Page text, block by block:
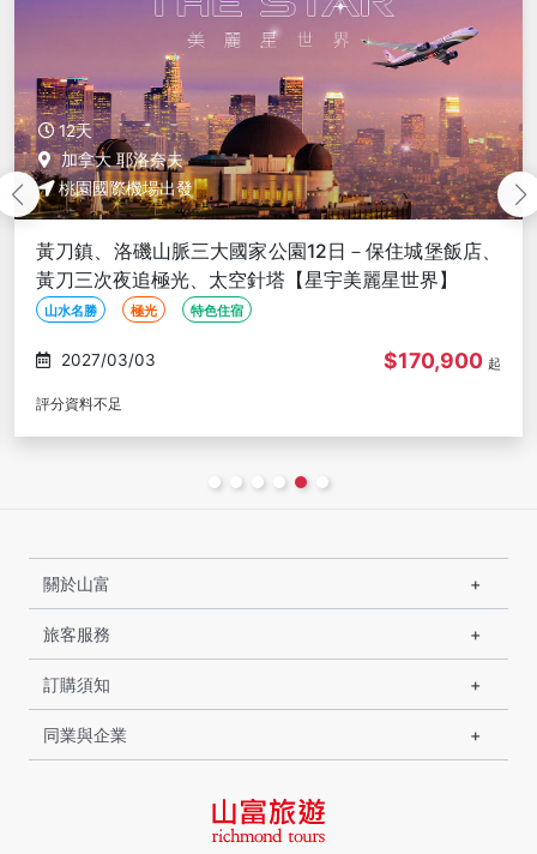
12天
加拿大 耶洛奈夫
桃園國際機場出發
黃刀鎮、洛磯山脈三大國家公園12日－保住城堡飯店、
黃刀三次夜追極光、太空針塔【星宇美麗星世界】
山水名勝 極光 特色住宿
2027/03/03 $170,900 起
評分資料不足
關於山富
旅客服務
訂購須知
同業與企業